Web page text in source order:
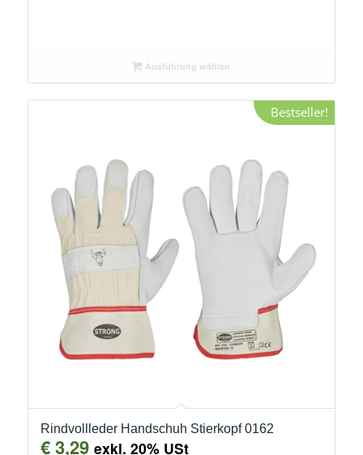
Ausführung wählen
Bestseller!
Rindvollleder Handschuh Stierkopf 0162
€3,29 exkl. 20% USt